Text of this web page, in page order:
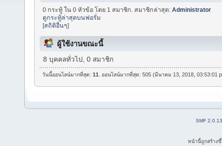
0 กระทู้ ใน 0 หัวข้อ โดย 1 สมาชิก. สมาชิกล่าสุด:Administrator
ดูกระทู้ล่าสุดบนฟอรั่ม
[สถิติอื่นๆ]
ผู้ใช้งานขณะนี้
8 บุคคลทั่วไป, 0 สมาชิก
วันนี้ออนไลน์มากที่สุด:11 . ออนไลน์มากที่สุด: 505 (มีนาคม 13, 2018, 03:53:01
SMF 2.0.13
หน้านี้ถูกสร้าง